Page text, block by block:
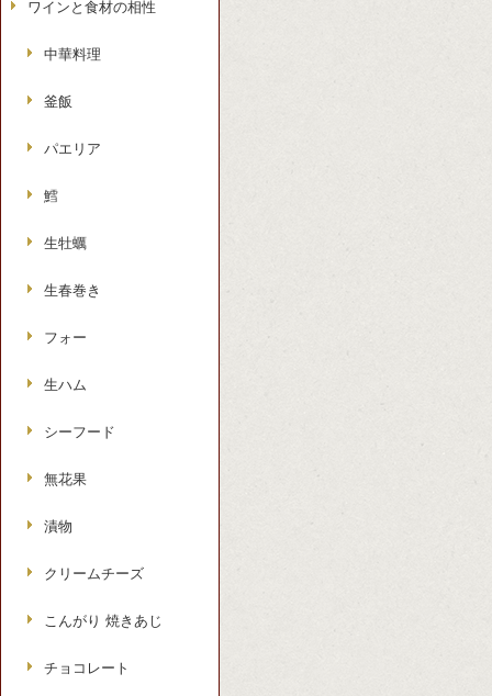
ワインと食材の相性
中華料理
釜飯
パエリア
鱈
生牡蠣
生春巻き
フォー
生ハム
シーフード
無花果
漬物
クリームチーズ
こんがり 焼きあじ
チョコレート